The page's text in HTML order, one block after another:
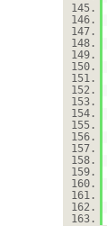
145.
146.
147.
148.
149.
150.
151.
152.
153.
154.
155.
156.
157.
158.
159.
160.
161.
162.
163.